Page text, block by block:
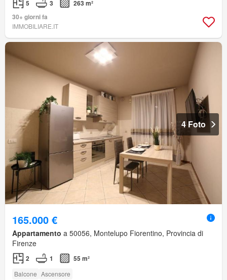
5 3
263 m²
30+ giorni fa
IMMOBILIARE.IT
4 Foto
165.000 €
Appartamento a 50056, Montelupo Fiorentino, Provincia di
Firenze
2 1 55 m²
Balcone Ascensore